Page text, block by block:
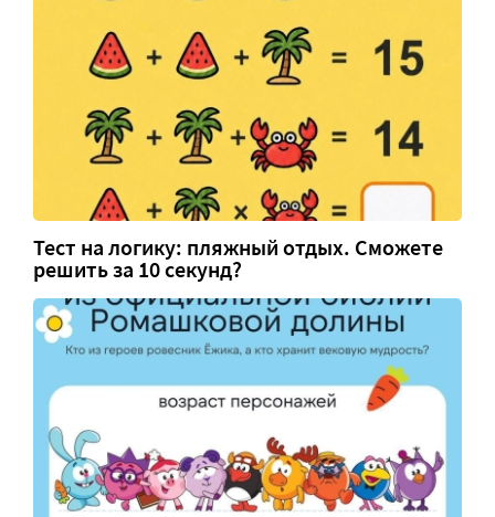
Тест на логику: пляжный отдых. Сможете
решить за 10 секунд?